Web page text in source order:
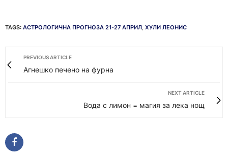
TAGS: АСТРОЛОГИЧНА ПРОГНОЗА 21-27 АПРИЛ, ХУЛИ ЛЕОНИС
PREVIOUS ARTICLE
Агнешко печено на фурна
NEXT ARTICLE
Вода с лимон = магия за лека нощ